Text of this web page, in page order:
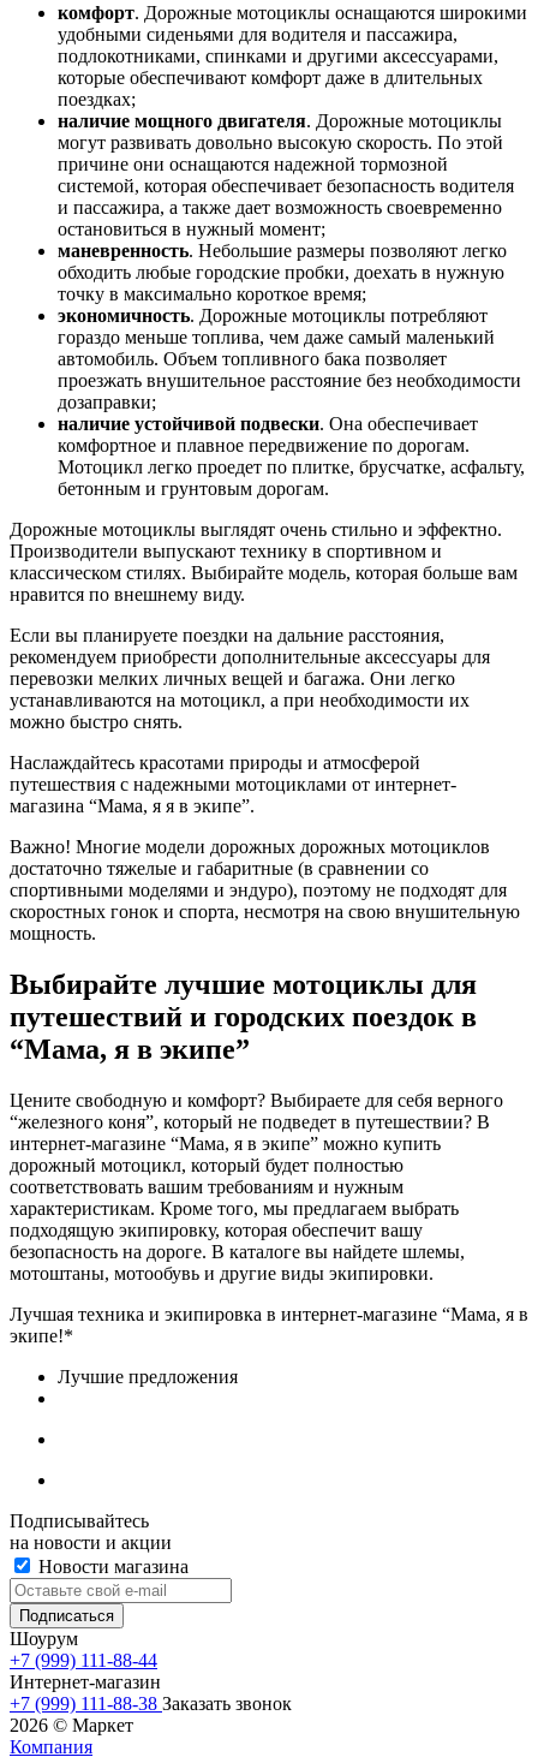
комфорт. Дорожные мотоциклы оснащаются широкими
удобными сиденьями для водителя и пассажира,
подлокотниками, спинками и другими аксессуарами,
которые обеспечивают комфорт даже в длительных
поездках;
наличие мощного двигателя. Дорожные мотоциклы
могут развивать довольно высокую скорость. По этой
причине они оснащаются надежной тормозной
системой, которая обеспечивает безопасность водителя
и пассажира, а также дает возможность своевременно
остановиться в нужный момент;
маневренность. Небольшие размеры позволяют легко
обходить любые городские пробки, доехать в нужную
точку в максимально короткое время;
экономичность. Дорожные мотоциклы потребляют
гораздо меньше топлива, чем даже самый маленький
автомобиль. Объем топливного бака позволяет
проезжать внушительное расстояние без необходимости
дозаправки;
наличие устойчивой подвески. Она обеспечивает
комфортное и плавное передвижение по дорогам.
Мотоцикл легко проедет по плитке, брусчатке, асфальту,
бетонным и грунтовым дорогам.
Дорожные мотоциклы выглядят очень стильно и эффектно.
Производители выпускают технику в спортивном и
классическом стилях. Выбирайте модель, которая больше вам
нравится по внешнему виду.
Если вы планируете поездки на дальние расстояния,
рекомендуем приобрести дополнительные аксессуары для
перевозки мелких личных вещей и багажа. Они легко
устанавливаются на мотоцикл, а при необходимости их
можно быстро снять.
Наслаждайтесь красотами природы и атмосферой
путешествия с надежными мотоциклами от интернет-
магазина “Мама, я я в экипе”.
Важно! Многие модели дорожных дорожных мотоциклов
достаточно тяжелые и габаритные (в сравнении со
спортивными моделями и эндуро), поэтому не подходят для
скоростных гонок и спорта, несмотря на свою внушительную
мощность.
Выбирайте лучшие мотоциклы для
путешествий и городских поездок в
“Мама, я в экипе”
Цените свободную и комфорт? Выбираете для себя верного
“железного коня”, который не подведет в путешествии? В
интернет-магазине “Мама, я в экипе” можно купить
дорожный мотоцикл, который будет полностью
соответствовать вашим требованиям и нужным
характеристикам. Кроме того, мы предлагаем выбрать
подходящую экипировку, которая обеспечит вашу
безопасность на дороге. В каталоге вы найдете шлемы,
мотоштаны, мотообувь и другие виды экипировки.
Лучшая техника и экипировка в интернет-магазине “Мама, я в
экипе!*
Лучшие предложения
Подписывайтесь
на новости и акции
Новости магазина
Шоурум
+7 (999) 111-88-44
Интернет-магазин
+7 (999) 111-88-38 Заказать звонок
2026 © Маркет
Компания